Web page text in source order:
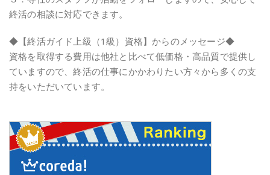
終活の相談に対応できます。
◆【終活ガイド上級（1級）資格】からのメッセージ◆
資格を取得する費用は他社と比べて低価格・高品質で提供し
ていますので、終活の仕事にかかわりたい方々から多くの支
持をいただいています。